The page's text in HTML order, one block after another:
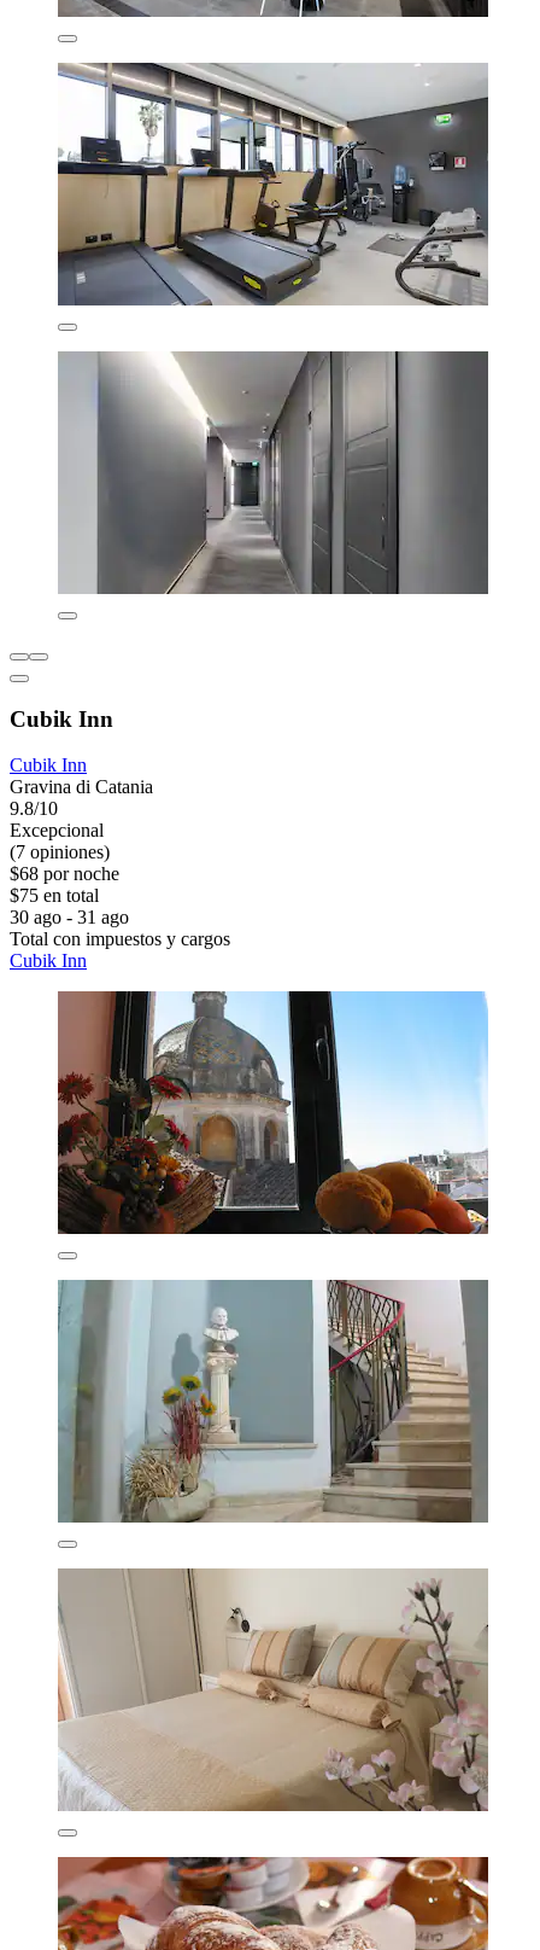
Cubik Inn
Cubik Inn
Gravina di Catania
9.8/10
Excepcional
(7 opiniones)
$68 por noche
$75 en total
30 ago - 31 ago
Total con impuestos y cargos
Cubik Inn